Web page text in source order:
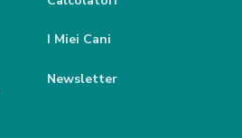
I Miei Cani
Newsletter